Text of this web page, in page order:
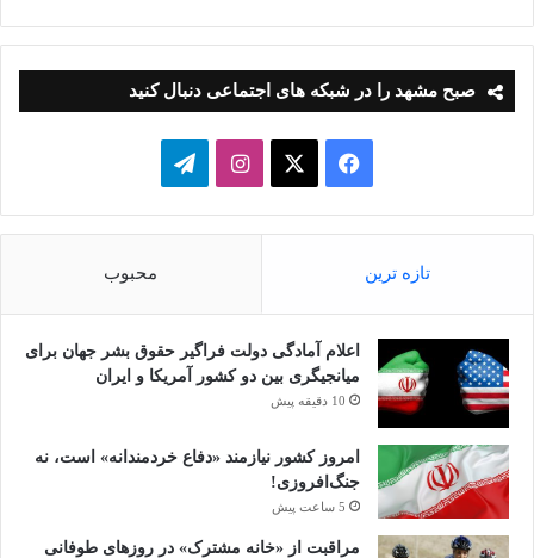
صبح مشهد را در شبکه های اجتماعی دنبال کنید
فیسبوک ایکساینستاگرامتلگرام
تازه ترین محبوب
اعلام آمادگی دولت فراگیر حقوق بشر جهان برای
میانجیگری بین دو کشور آمریکا و ایران
10 دقیقه پیش
امروز کشور نیازمند «دفاع خردمندانه» است، نه
جنگ‌افروزی!
5 ساعت پیش
مراقبت از «خانه مشترک» در روزهای طوفانی